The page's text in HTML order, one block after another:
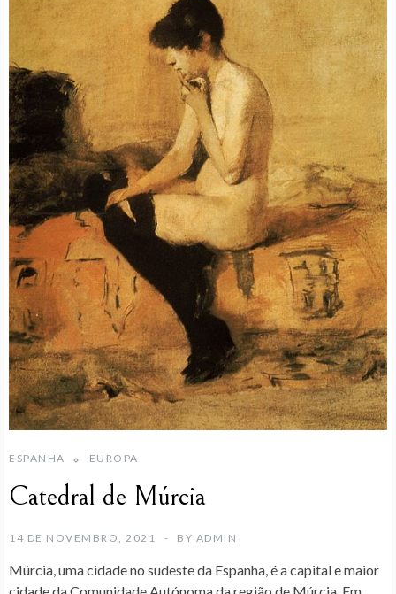
ESPANHA EUROPA
Catedral de Múrcia
14 DE NOVEMBRO, 2021 BY ADMIN
Múrcia, uma cidade no sudeste da Espanha, é a capital e maior